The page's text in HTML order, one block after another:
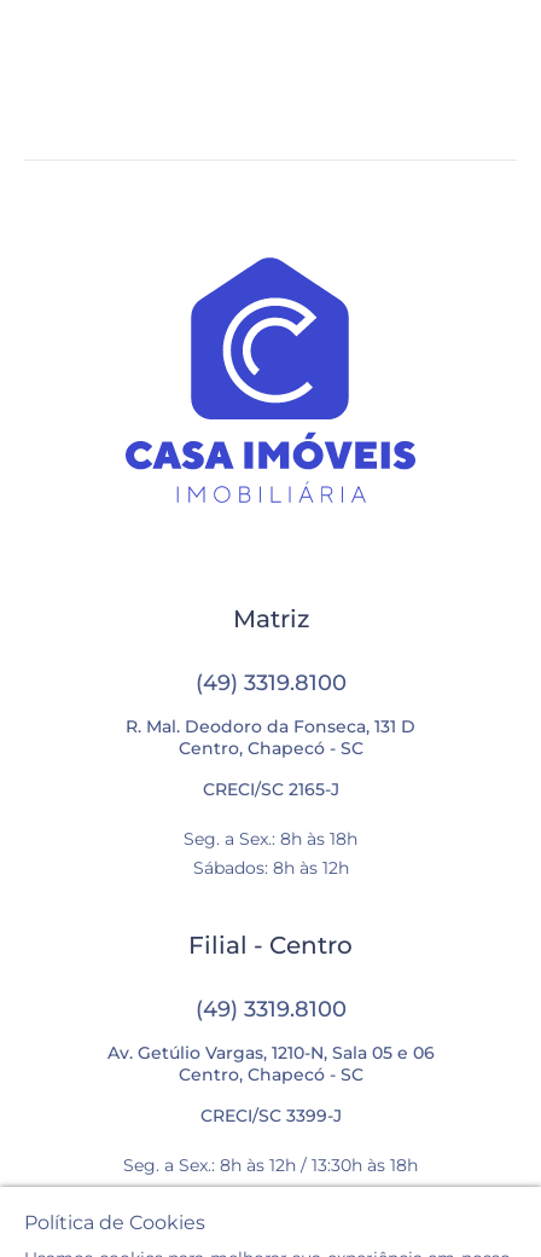
Matriz
(49) 3319.8100
R. Mal. Deodoro da Fonseca, 131 D
Centro, Chapecó - SC
CRECI/SC 2165-J
Seg. a Sex.: 8h às 18h
Sábados: 8h às 12h
Filial - Centro
(49) 3319.8100
Av. Getúlio Vargas, 1210-N, Sala 05 e 06
Centro, Chapecó - SC
CRECI/SC 3399-J
Seg. a Sex.: 8h às 12h / 13:30h às 18h
Sábados: 8h às 12h
Política de Cookies